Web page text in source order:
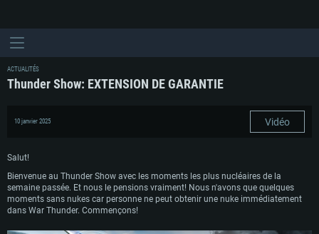
ACTUALITÉS
Thunder Show: EXTENSION DE GARANTIE
10 janvier 2025 Vidéo
Salut!
Bienvenue au Thunder Show avec les moments les plus nucléaires de la
semaine passée. Et nous le pensions vraiment! Nous n'avons que quelques
moments sans nukes car personne ne peut obtenir une nuke immédiatement
dans War Thunder. Commençons!